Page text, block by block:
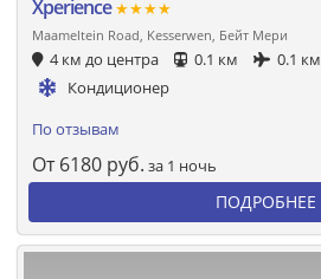
Xperience★★★★
Maameltein Road, Kesserwen, Бейт Мери
4 км до центра 0.1 км
0.1 км
Кондиционер
По отзывам
От 6180 руб. за 1 ночь
ПОДРОБНЕЕ